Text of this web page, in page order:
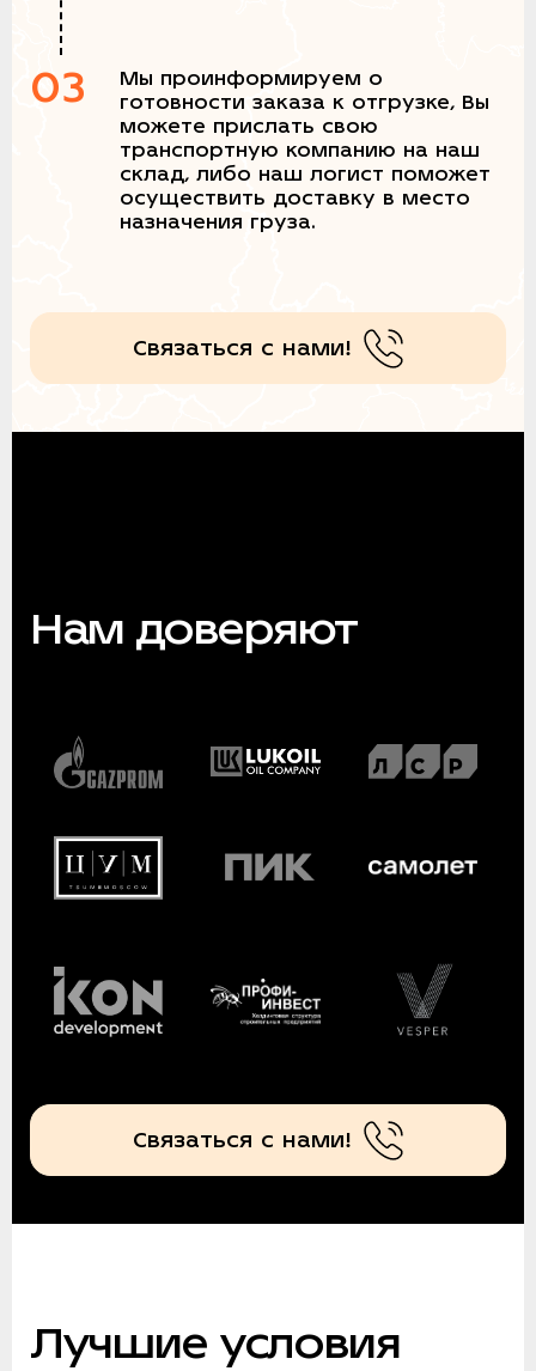
03
Мы проинформируем о
готовности заказа к отгрузке, Вы
можете прислать свою
транспортную компанию на наш
склад, либо наш логист поможет
осуществить доставку в место
назначения груза.
Связаться с нами!
Нам доверяют
Связаться с нами!
Лучшие условия